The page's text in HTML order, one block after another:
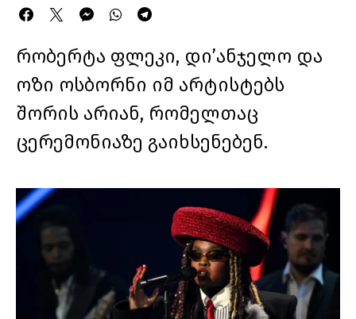
რობერტა ფლეკი, დი’ანჯელო და
ოზი ოსბორნი იმ არტისტებს
შორის არიან, რომელთაც
ცერემონიაზე გაიხსენებენ.